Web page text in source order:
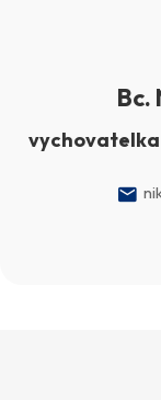
Bc.
vychovatelka